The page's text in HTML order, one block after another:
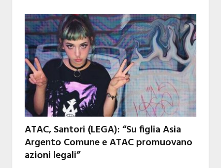
ATAC, Santori (LEGA): “Su figlia Asia
Argento Comune e ATAC promuovano
azioni legali”